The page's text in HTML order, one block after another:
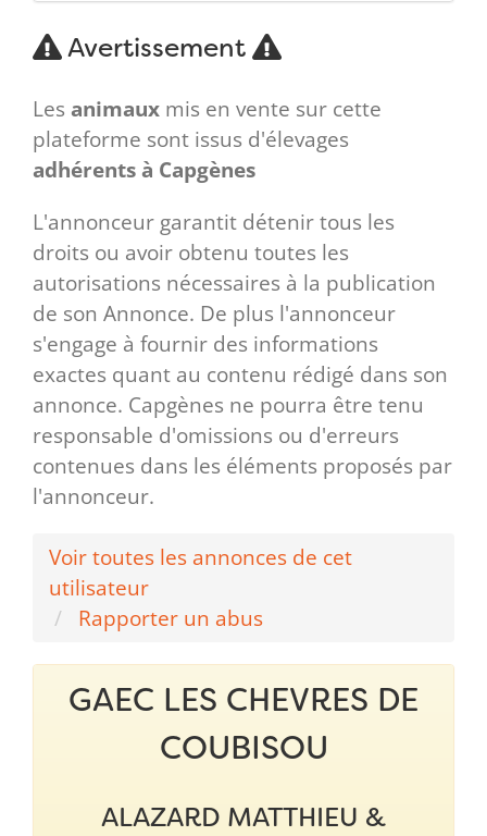
Avertissement
Les animaux mis en vente sur cette
plateforme sont issus d'élevages
adhérents à Capgènes
L'annonceur garantit détenir tous les
droits ou avoir obtenu toutes les
autorisations nécessaires à la publication
de son Annonce. De plus l'annonceur
s'engage à fournir des informations
exactes quant au contenu rédigé dans son
annonce. Capgènes ne pourra être tenu
responsable d'omissions ou d'erreurs
contenues dans les éléments proposés par
l'annonceur.
Voir toutes les annonces de cet
utilisateur
Rapporter un abus
GAEC LES CHEVRES DE
COUBISOU
ALAZARD MATTHIEU &